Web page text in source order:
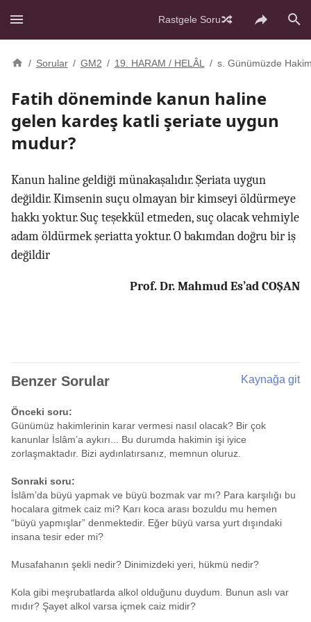
Rastgele Soru
/ Sorular / GM2 / 19. HARAM / HELÂL / s. Günümüzde
Fatih döneminde kanun haline
gelen kardeş katli şeriate uygun
mudur?
Kanun haline geldiği münakaşalıdır. Şeriata uygun
değildir. Kimsenin suçu olmayan bir kimseyi öldürmeye
hakkı yoktur. Suç teşekkül etmeden, suç olacak vehmiyle
adam öldürmek şeriatta yoktur. O bakımdan doğru bir iş
değildir
Prof. Dr. Mahmud Es’ad COŞAN
Benzer Sorular Kaynağa git
Önceki soru:
Günümüz hakimlerinin karar vermesi nasıl olacak? Bir çok
kanunlar İslâm’a aykırı... Bu durumda hakimin işi iyice
zorlaşmaktadır. Bizi aydınlatırsanız, memnun oluruz.
Sonraki soru:
İslâm’da büyü yapmak ve büyü bozmak var mı? Para karşılığı bu
hocalara gitmek caiz mi? Karı koca arası bozuldu mu hemen
“büyü yapmışlar” denmektedir. Eğer büyü varsa yurt dışındaki
insana tesir eder mi?
Musafahanın şekli nedir? Dinimizdeki yeri, hükmü nedir?
Kola gibi meşrubatlarda alkol olduğunu duydum. Bunun aslı var
mıdır? Şayet alkol varsa içmek caiz midir?